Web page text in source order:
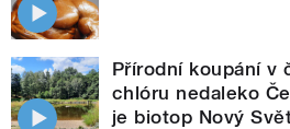
Přírodní koupání v
chlóru nedaleko
je biotop Nový